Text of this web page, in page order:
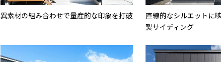
異素材の組み合わせで量産的な印象を打破
直線的なシルエットに
製サイディング